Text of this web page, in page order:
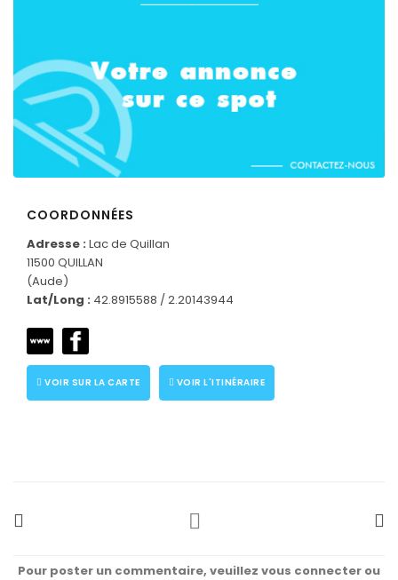
COORDONNÉES
Adresse : Lac de Quillan
11500 QUILLAN
(Aude)
Lat/Long : 42.8915588 / 2.20143944
VOIR SUR LA CARTE VOIR L'ITINÉRAIRE
Pour poster un commentaire, veuillez vous connecter ou